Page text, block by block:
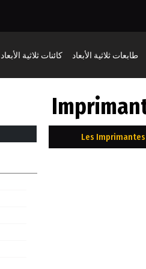
كائنات ثلاثية الأبعاد طابعات ثلاثية الأبعاد
Les Imprimantes